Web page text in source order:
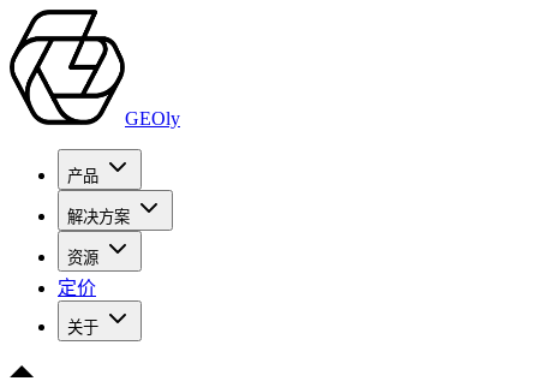
GEOly
产品
解决方案
资源
定价
关于